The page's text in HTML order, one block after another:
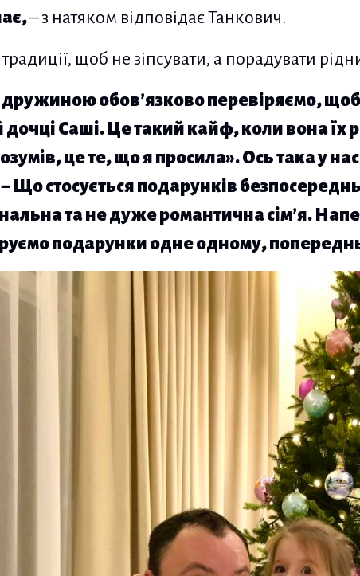
– з натяком відповідає Танкович.
традиції, щоб не зіпсувати, а порадувати
дружиною обов’язково перевіряємо,
дочці Саші. Це такий кайф, коли вона їх
це те, що я просила». Ось така у
– Що стосується подарунків
та не дуже романтична сім’я.
подарунки одне одному,